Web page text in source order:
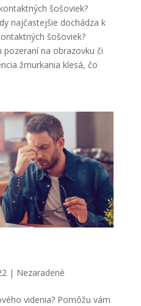
šošoviek?
najčastejšie dochádza k
šošoviek?
na obrazovku či
žmurkania klesá, čo
| Nezaradené
videnia? Pomôžu vám